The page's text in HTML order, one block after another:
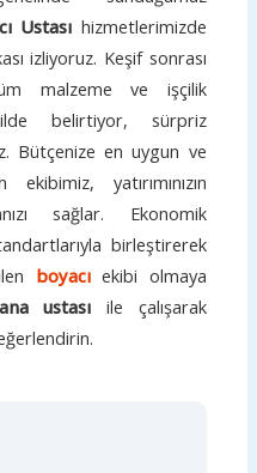
Ustası hizmetlerimizde
izliyoruz. Keşif sonrası
malzeme ve işçilik
belirtiyor, sürpriz
Bütçenize en uygun ve
yatırımınızın
sağlar. Ekonomik
birleştirerek
boyacıekibi olmaya
ustası ile çalışarak